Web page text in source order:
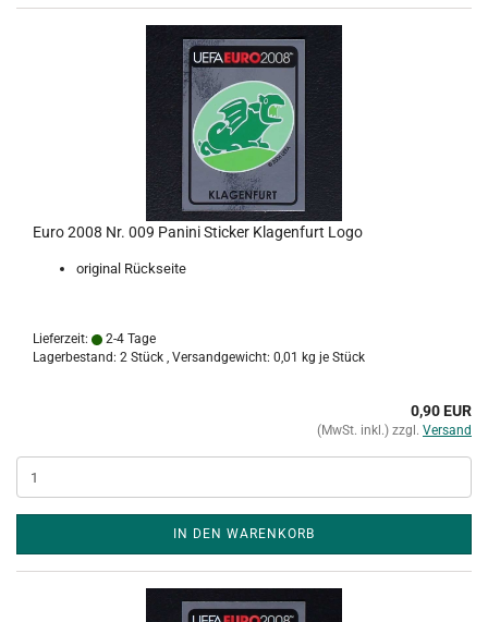
Euro 2008 Nr. 009 Panini Sticker Klagenfurt Logo
original Rückseite
Lieferzeit:
2-4 Tage
Lagerbestand: 2 Stück , Versandgewicht: 0,01 kg je Stück
0,90 EUR
(MwSt. inkl.) zzgl. Versand
IN DEN WARENKORB